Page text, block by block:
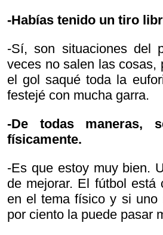
-Habías tenido un tiro
-Sí, son situaciones del
veces no salen las cosas,
el gol saqué toda la
festejé con mucha garra.
-De todas maneras,
físicamente.
-Es que estoy muy bien.
de mejorar. El fútbol está
en el tema físico y si uno
por ciento la puede pasar